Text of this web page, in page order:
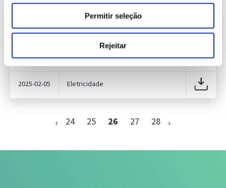
Permitir seleção
Rejeitar
Informação Semanal do Sistema
Eletroprodutor da semana 5 de 2025
Publicação com periodicidade semanal, com
informação sobre Eletricidade
2025-02-05 Eletricidade
24 25 26 27 28